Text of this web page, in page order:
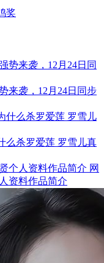
奖
来袭，12月24日同步
么杀罗爱莲 罗雪儿真
网
资料作品简介